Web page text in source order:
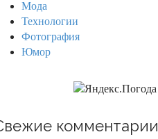
Мода
Технологии
Фотография
Юмор
комментарии